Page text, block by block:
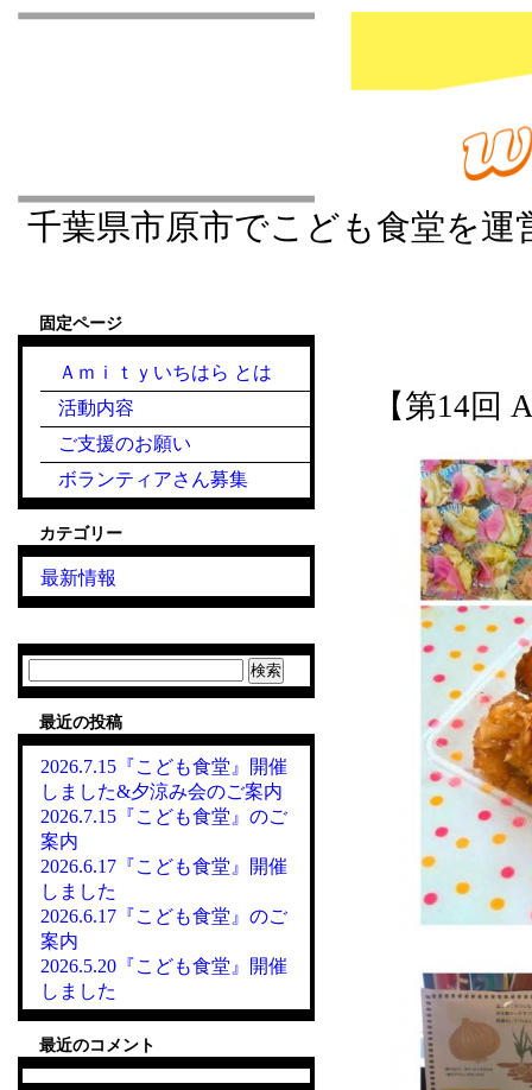
市原市こども食堂
千葉県市原市でこども食堂を
【第14回
固定ページ
Ａｍｉｔｙいちはら とは
活動内容
ご支援のお願い
ボランティアさん募集
カテゴリー
最新情報
索:
最近の投稿
2026.7.15『こども食堂』開催
しました&夕涼み会のご案内
2026.7.15『こども食堂』のご
案内
2026.6.17『こども食堂』開催
しました
2026.6.17『こども食堂』のご
案内
2026.5.20『こども食堂』開催
しました
最近のコメント